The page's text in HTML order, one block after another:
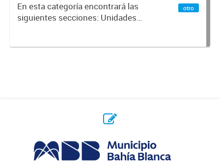
En esta categoría encontrará las
siguientes secciones: Unidades
Respiratorios,
otro